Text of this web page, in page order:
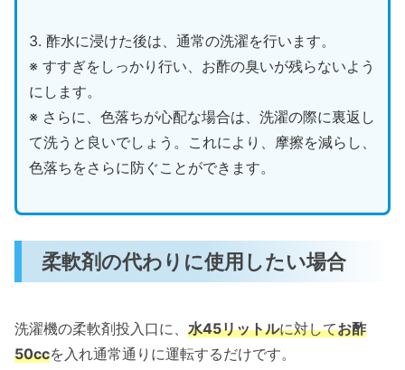
3. 酢水に浸けた後は、通常の洗濯を行います。
※ すすぎをしっかり行い、お酢の臭いが残らないよう
にします。
※ さらに、色落ちが心配な場合は、洗濯の際に裏返し
て洗うと良いでしょう。これにより、摩擦を減らし、
色落ちをさらに防ぐことができます。
柔軟剤の代わりに使用したい場合
洗濯機の柔軟剤投入口に、 水45リットルに対してお酢
50ccを入れ通常通りに運転するだけです。